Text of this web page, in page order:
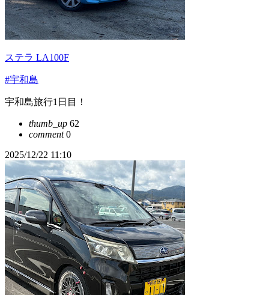
ステラ LA100F
#宇和島
宇和島旅行1日目！
thumb_up 62
comment0
2025/12/22 11:10